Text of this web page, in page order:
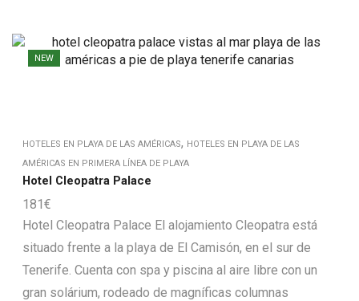
NEW
HOTELES EN PLAYA DE LAS AMÉRICAS, HOTELES EN PLAYA DE LAS
AMÉRICAS EN PRIMERA LÍNEA DE PLAYA
Hotel Cleopatra Palace
181€
Hotel Cleopatra Palace El alojamiento Cleopatra está
situado frente a la playa de El Camisón, en el sur de
Tenerife. Cuenta con spa y piscina al aire libre con un
gran solárium, rodeado de magníficas columnas